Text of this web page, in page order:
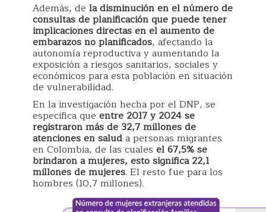
Además, de la disminución en el número de
consultas de planificación que puede tener
implicaciones directas en el aumento de
embarazos no planificados, afectando la
autonomía reproductiva y aumentando la
exposición a riesgos sanitarios, sociales y
económicos para esta población en situación
de vulnerabilidad.
En la investigación hecha por el DNP, se
especifica que entre 2017 y 2024 se
registraron más de 32,7 millones de
atenciones en saluda personas migrantes
en Colombia, de las cuales el 67,5% se
brindaron a mujeres, esto significa 22,1
millones de mujeres. El resto fue para los
hombres (10,7 millones).